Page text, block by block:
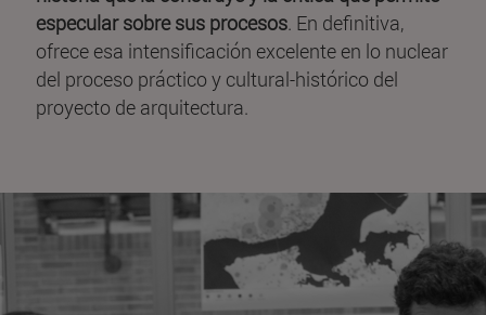
especular sobre sus procesos. En definitiva,
ofrece esa intensificación excelente en lo nuclear
del proceso práctico y cultural-histórico del
proyecto de arquitectura.